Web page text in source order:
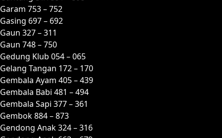
Garam 753 – 752
Gasing 697 – 692
Gaun 327 – 311
Gaun 748 – 750
Gedung Klub 054 – 065
Gelang Tangan 172 – 170
Gembala Ayam 405 – 439
Gembala Babi 481 – 494
Gembala Sapi 377 – 361
Gembok 884 – 873
Gendong Anak 324 – 316